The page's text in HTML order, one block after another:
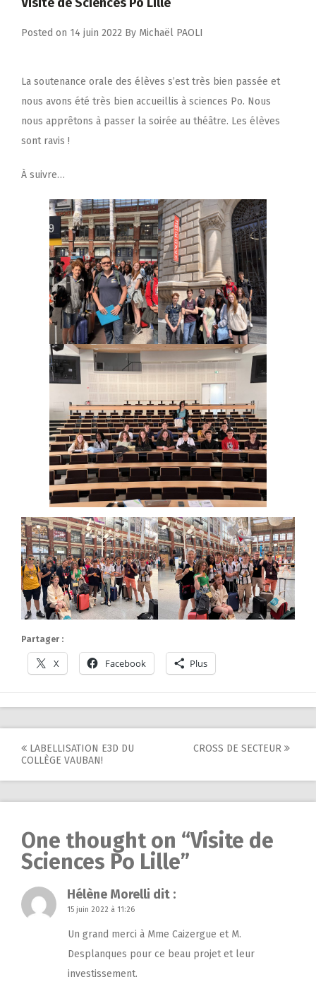
Posted on 14 juin 2022 By Michaël PAOLI
La soutenance orale des élèves s’est très bien passée et
nous avons été très bien accueillis à sciences Po. Nous
nous apprêtons à passer la soirée au théâtre. Les élèves
sont ravis !
À suivre…
Partager :
X Facebook Plus
Post
navigation
LABELLISATION E3D DU
COLLÈGE VAUBAN!
CROSS DE SECTEUR
One thought on “Visite de
Sciences Po Lille”
Hélène Morelli dit :
15 juin 2022 à 11:26
Un grand merci à Mme Caizergue et M.
Desplanques pour ce beau projet et leur
investissement.